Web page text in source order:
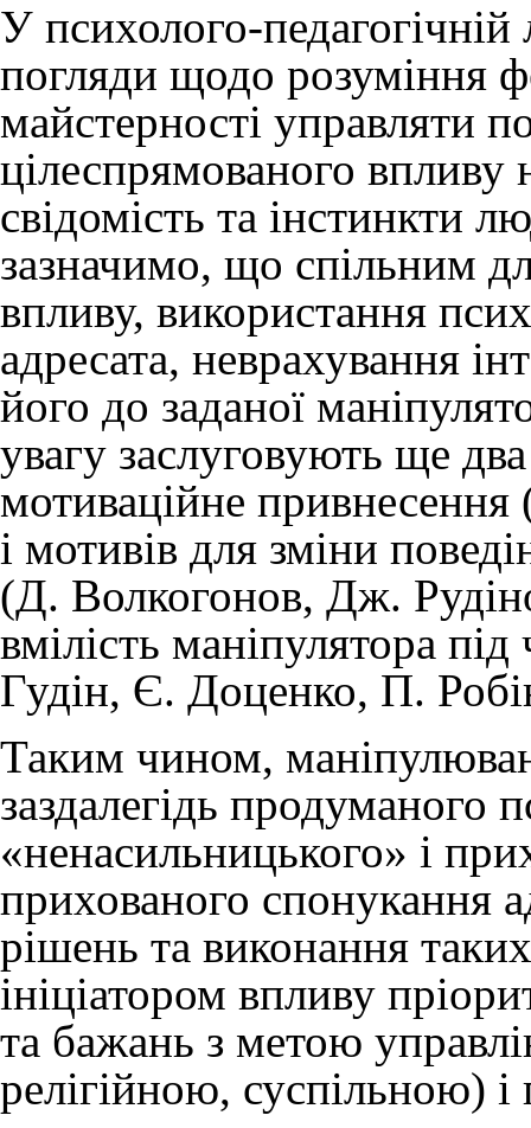
У психолого-педагогічній
погляди щодо розуміння
майстерності управляти
цілеспрямованого впливу
свідомість та інстинкти
зазначимо, що спільним
впливу, використання
адресата, неврахування
його до заданої
увагу заслуговують ще
мотиваційне
і мотивів для зміни
(Д. Волкогонов, Дж.
вмілість маніпулятора
Гудін, Є. Доценко, П.
Таким чином,
заздалегідь продуманого
«ненасильницького» і
прихованого спонукання
рішень та виконання
ініціатором впливу
та бажань з метою
релігійною, суспільною)